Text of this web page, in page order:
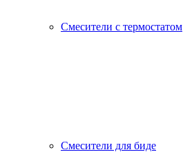
Смесители с термостатом
Смесители для биде